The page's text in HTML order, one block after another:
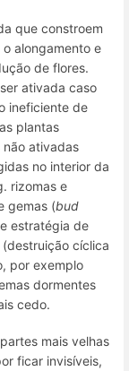
que constroem
alongamento e
de flores.
ativada caso
ineficiente de
plantas
não ativadas
no interior da
rizomas e
gemas (bud
estratégia de
cíclica
por exemplo
dormentes
cedo.
mais velhas
ficar invisíveis,